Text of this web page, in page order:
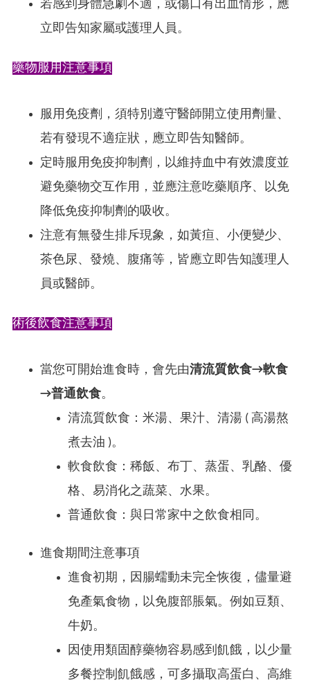
若感到身體急劇不適，或傷口有出血情形，應
立即告知家屬或護理人員。
藥物服用注意事項
服用免疫劑，須特別遵守醫師開立使用劑量、
若有發現不適症狀，應立即告知醫師。
定時服用免疫抑制劑，以維持血中有效濃度並
避免藥物交互作用，並應注意吃藥順序、以免
降低免疫抑制劑的吸收。
注意有無發生排斥現象，如黃疸、小便變少、
茶色尿、發燒、腹痛等，皆應立即告知護理人
員或醫師。
術後飲食注意事項
當您可開始進食時，會先由清流質飲食→軟食
→普通飲食。
清流質飲食：米湯、果汁、清湯 ( 高湯熬
煮去油 )。
軟食飲食：稀飯、布丁、蒸蛋、乳酪、優
格、易消化之蔬菜、水果。
普通飲食：與日常家中之飲食相同。
進食期間注意事項
進食初期，因腸蠕動未完全恢復，儘量避
免產氣食物，以免腹部脹氣。例如豆類、
牛奶。
因使用類固醇藥物容易感到飢餓，以少量
多餐控制飢餓感，可多攝取高蛋白、高維